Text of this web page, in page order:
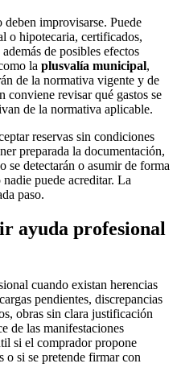
deben improvisarse. Puede
o hipotecaria, certificados,
de posibles efectos
la plusvalía municipal,
de la normativa vigente y de
conviene revisar qué gastos se
de la normativa aplicable.
reservas sin condiciones
preparada la documentación,
se detectarán o asumir de forma
puede acreditar. La
paso.
ayuda profesional
cuando existan herencias
pendientes, discrepancias
obras sin clara justificación
de las manifestaciones
si el comprador propone
o si se pretende firmar con